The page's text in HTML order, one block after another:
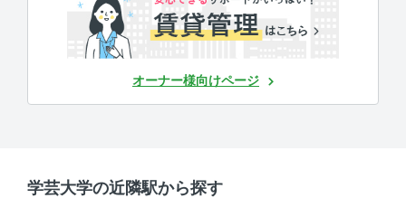
オーナー様向けページ
学芸大学の近隣駅から探す